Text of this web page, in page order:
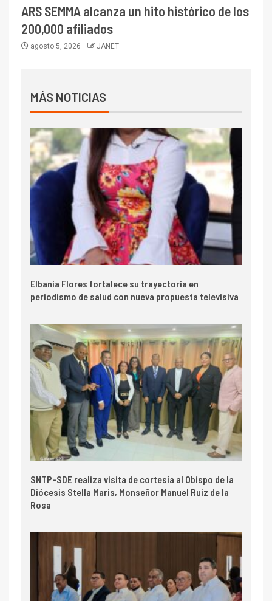
ARS SEMMA alcanza un hito histórico de los
200,000 afiliados
agosto 5, 2026 JANET
MÁS NOTICIAS
Elbania Flores fortalece su trayectoria en
periodismo de salud con nueva propuesta televisiva
SNTP-SDE realiza visita de cortesía al Obispo de la
Diócesis Stella Maris, Monseñor Manuel Ruiz de la
Rosa